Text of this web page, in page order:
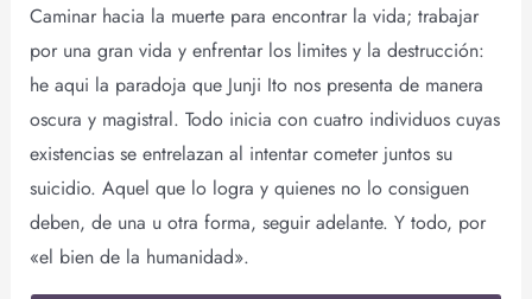
Caminar hacia la muerte para encontrar la vida; trabajar
por una gran vida y enfrentar los limites y la destrucción:
he aqui la paradoja que Junji Ito nos presenta de manera
oscura y magistral. Todo inicia con cuatro individuos cuyas
existencias se entrelazan al intentar cometer juntos su
suicidio. Aquel que lo logra y quienes no lo consiguen
deben, de una u otra forma, seguir adelante. Y todo, por
«el bien de la humanidad».